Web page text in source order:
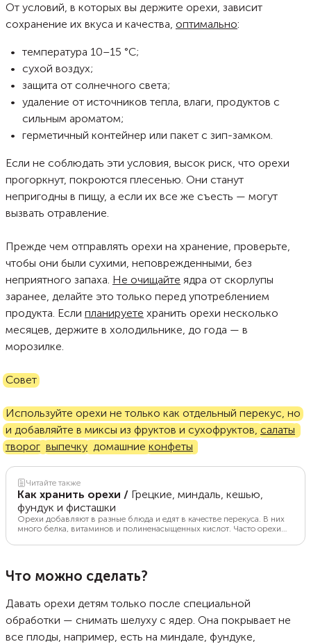
От условий, в которых вы держите орехи, зависит
сохранение их вкуса и качества, оптимально:
температура 10–15 °С;
сухой воздух;
защита от солнечного света;
удаление от источников тепла, влаги, продуктов с
сильным ароматом;
герметичный контейнер или пакет с зип-замком.
Если не соблюдать эти условия, высок риск, что орехи
прогоркнут, покроются плесенью. Они станут
непригодны в пищу, а если их все же съесть — могут
вызвать отравление.
Прежде чем отправлять орехи на хранение, проверьте,
чтобы они были сухими, неповрежденными, без
неприятного запаха. Не очищайте ядра от скорлупы
заранее, делайте это только перед употреблением
продукта. Если планируете хранить орехи несколько
месяцев, держите в холодильнике, до года — в
морозилке.
Совет
Используйте орехи не только как отдельный перекус, но
и добавляйте в миксы из фруктов и сухофруктов, салаты
творог выпечку , домашние конфеты
Читайте также
Как хранить орехи / Грецкие, миндаль, кешью,
фундук и фисташки
Орехи добавляют в разные блюда и едят в качестве перекуса. В них
много белка, витаминов и полиненасыщенных кислот. Часто орехи
полезные свойства. Рассказываем, как правильно хранить орехи в
Что можно сделать?
Давать орехи детям только после специальной
обработки — снимать шелуху с ядер. Она покрывает не
все плоды, например, есть на миндале, фундуке,